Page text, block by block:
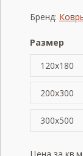
Бренд:
Размер
120x180
200x300
300x500